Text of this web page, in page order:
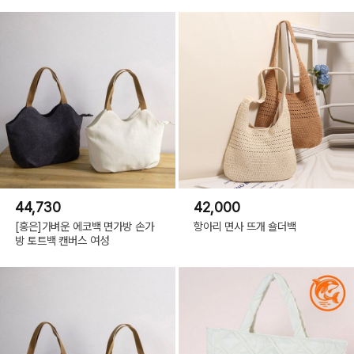
44,730
[홍은]가벼운 에코백 면가방 손가
방 토트백 캔버스 여성
42,000
항아리 면사 뜨개 숄더백